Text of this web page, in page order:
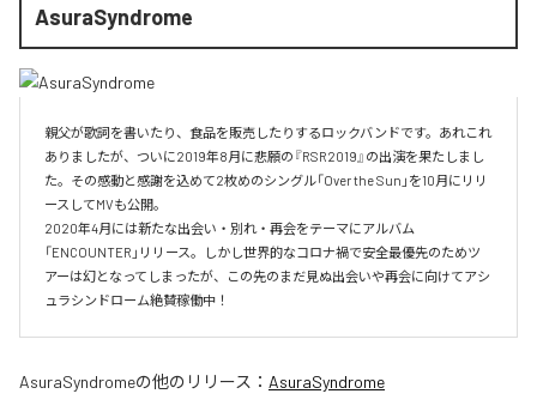
AsuraSyndrome
親父が歌詞を書いたり、食品を販売したりするロックバンドです。あれこれ
ありましたが、ついに2019年8月に悲願の『RSR2019』の出演を果たしまし
た。その感動と感謝を込めて2枚めのシングル「Over the Sun」を10月にリリ
ースしてMVも公開。
2020年4月には新たな出会い・別れ・再会をテーマにアルバム
「ENCOUNTER」リリース。しかし世界的なコロナ禍で安全最優先のためツ
アーは幻となってしまったが、この先のまだ見ぬ出会いや再会に向けてアシ
ュラシンドローム絶賛稼働中！
AsuraSyndromeの他のリリース： AsuraSyndrome